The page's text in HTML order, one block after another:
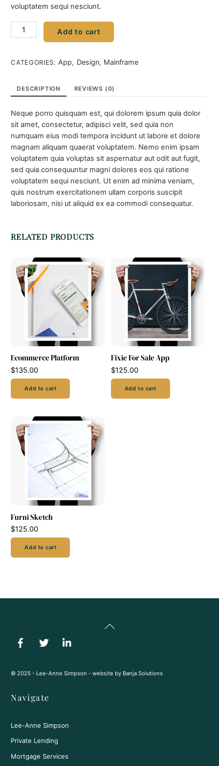
voluptatem sequi nesciunt.
Risk
Management
Add to cart
CATEGORIES: App, Design, Mainframe
DESCRIPTION REVIEWS (0)
Neque porro quisquam est, qui dolorem ipsum quia dolor
sit amet, consectetur, adipisci velit, sed quia non
numquam eius modi tempora incidunt ut labore et dolore
magnam aliquam quaerat voluptatem. Nemo enim ipsam
voluptatem quia voluptas sit aspernatur aut odit aut fugit,
sed quia consequuntur magni dolores eos qui ratione
voluptatem sequi nesciunt. Ut enim ad minima veniam,
quis nostrum exercitationem ullam corporis suscipit
laboriosam, nisi ut aliquid ex ea commodi consequatur.
RELATED PRODUCTS
Ecommerce Platform
$135.00
Add to cart
Fixie For Sale App
$125.00
Add to cart
Furni Sketch
$125.00
Add to cart
Back
© 2025 - Lee-Anne Simpson - website by Banja Solutions
Navigate
Lee-Anne Simpson
Private Lending
Mortgage Services